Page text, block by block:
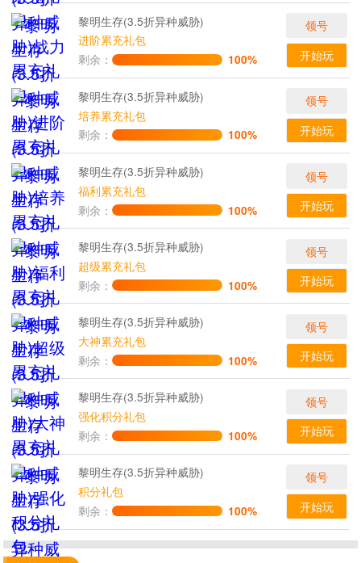
黎明生存(3.5折异种威胁)
进阶累充礼包
剩余：
100%
领号
开始玩
黎明生存(3.5折异种威胁)
培养累充礼包
剩余：
100%
领号
开始玩
黎明生存(3.5折异种威胁)
福利累充礼包
剩余：
100%
领号
开始玩
黎明生存(3.5折异种威胁)
超级累充礼包
剩余：
100%
领号
开始玩
黎明生存(3.5折异种威胁)
大神累充礼包
剩余：
100%
领号
开始玩
黎明生存(3.5折异种威胁)
强化积分礼包
剩余：
100%
领号
开始玩
黎明生存(3.5折异种威胁)
积分礼包
剩余：
100%
领号
开始玩